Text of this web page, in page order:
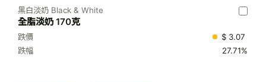
黑白淡奶 Black & White
全脂淡奶 170克
$ 3.07
27.71%